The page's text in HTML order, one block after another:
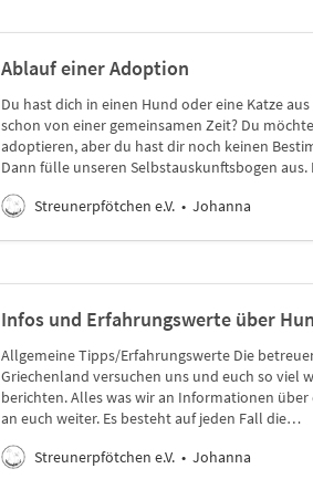
Ablauf einer Adoption
Du hast dich in einen Hund oder eine Katze
schon von einer gemeinsamen Zeit? Du
adoptieren, aber du hast dir noch keinen
Dann fülle unseren Selbstauskunftsbogen
Streunerpfötchen e.V.
Johanna
Infos und Erfahrungswerte über
Allgemeine Tipps/Erfahrungswerte Die
Griechenland versuchen uns und euch so viel
berichten. Alles was wir an Informationen
an euch weiter. Es besteht auf jeden Fall die…
Streunerpfötchen e.V.
Johanna